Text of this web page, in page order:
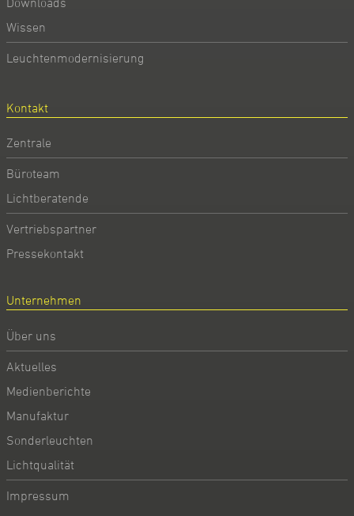
Wissen
Leuchtenmodernisierung
Kontakt
Zentrale
Büroteam
Lichtberatende
Vertriebspartner
Pressekontakt
Unternehmen
Über uns
Aktuelles
Medienberichte
Manufaktur
Sonderleuchten
Lichtqualität
Impressum